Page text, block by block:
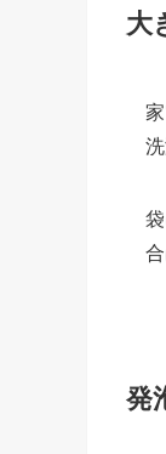
大
合
発